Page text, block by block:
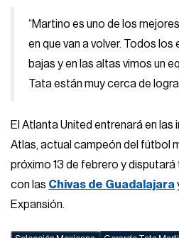
“Martino es uno de los
en que van a volver. Todos
bajas y en las altas vimos un
Tata están muy cerca de
El Atlanta United entrenará en las
Atlas, actual campeón del fútbol
próximo 13 de febrero y
con las Chivas de Guadalajara
Expansión.